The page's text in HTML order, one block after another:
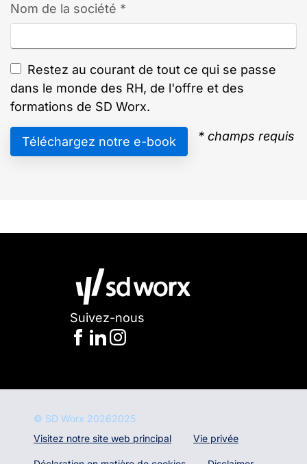
Nom de la société *
Restez au courant de tout ce qui se passe
dans le monde des RH, de l'offre et des
formations de SD Worx.
* champs requis
Suivez-nous
© SD Worx 20262025
Visitez notre site web principal
Vie privée